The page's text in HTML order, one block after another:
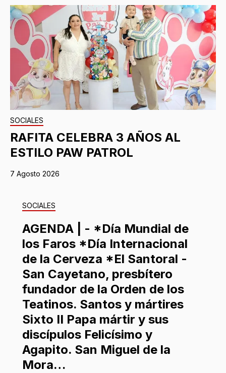
SOCIALES
RAFITA CELEBRA 3 AÑOS AL
ESTILO PAW PATROL
7 Agosto 2026
SOCIALES
AGENDA | - *Día Mundial de
los Faros *Día Internacional
de la Cerveza *El Santoral -
San Cayetano, presbítero
fundador de la Orden de los
Teatinos. Santos y mártires
Sixto II Papa mártir y sus
discípulos Felicísimo y
Agapito. San Miguel de la
Mora…